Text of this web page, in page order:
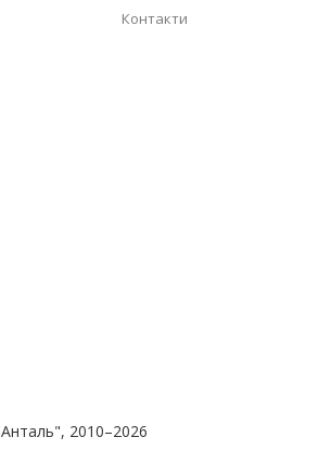
Контакти
2010–2026